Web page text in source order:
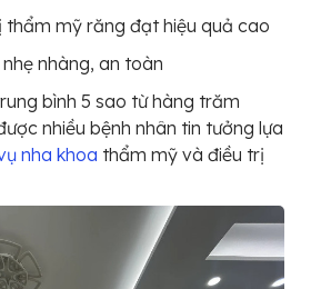
thẩm mỹ răng đạt hiệu quả cao
nhàng, an toàn
bình 5 sao từ hàng trăm
nhiều bệnh nhân tin tưởng lựa
nha khoa thẩm mỹ và điều trị